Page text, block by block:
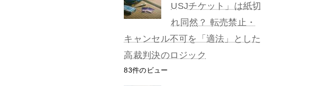
USJチケット」は紙切
れ同然？ 転売禁止・
キャンセル不可を「適法」とした
高裁判決のロジック
83件のビュー